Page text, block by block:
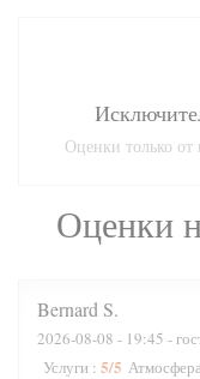
Оценки
Bernard S
2026-08-08 - 19:45 -
Услуги : 5/5 Атмосфера
Оценки только от